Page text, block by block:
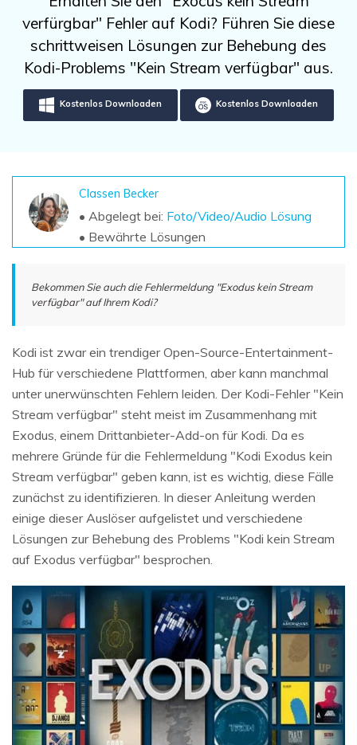
Unbegrenzte Daten vom Mac-System
wiederherstellen
Kostenlos Testen
Weitere Produkte
Repairit - Datenreparatur
Datenverlust-Szenarien
ALLE FUNKTIONEN ENTDECKEN
Aktuelles Thema
Sign In
search
verfürgbar" Fehler auf Kodi? Führen Sie diese
schrittweisen Lösungen zur Behebung des
Kodi-Problems "Kein Stream verfügbar" aus.
Kostenlos Downloaden Kostenlos Downloaden
Classen Becker
• Abgelegt bei: Foto/Video/Audio Lösung
• Bewährte Lösungen
Bekommen Sie auch die Fehlermeldung "Exodus kein Stream
verfügbar" auf Ihrem Kodi?
Kodi ist zwar ein trendiger Open-Source-Entertainment-
Hub für verschiedene Plattformen, aber kann manchmal
unter unerwünschten Fehlern leiden. Der Kodi-Fehler "Kein
Stream verfügbar" steht meist im Zusammenhang mit
Exodus, einem Drittanbieter-Add-on für Kodi. Da es
mehrere Gründe für die Fehlermeldung "Kodi Exodus kein
Stream verfügbar" geben kann, ist es wichtig, diese Fälle
zunächst zu identifizieren. In dieser Anleitung werden
einige dieser Auslöser aufgelistet und verschiedene
Lösungen zur Behebung des Problems "Kodi kein Stream
auf Exodus verfügbar" besprochen.